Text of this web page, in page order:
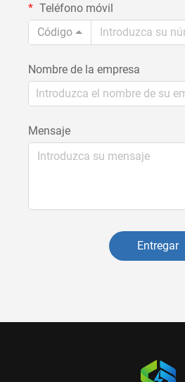
Teléfono móvil
Código
Nombre de la empresa
Mensaje
Entregar